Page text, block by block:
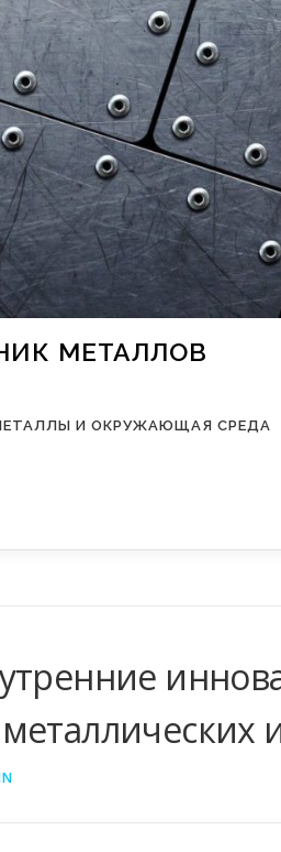
МЕТАЛЛОВ
И ОКРУЖАЮЩАЯ СРЕДА